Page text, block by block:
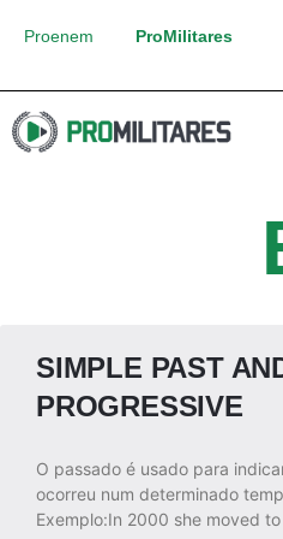
Proenem ProMilitares
SIMPLE PAST
PROGRESSIVE
O passado é usado para
ocorreu num determinado
Exemplo:In 2000 she moved to